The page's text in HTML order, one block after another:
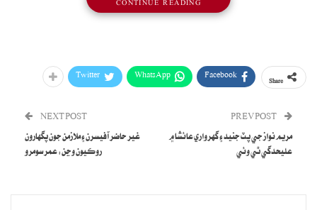
Facebook
WhatsApp
Twitter
مريم نواز جي پٽ جنيد ۽ گهرواري عائشا ۾
عليحدگي ٿي وئي
NEXT POST
غير حاضر آفيسرن ۽ ملازمن جون پگهارون
روڪيون وڃن: عمر سومرو